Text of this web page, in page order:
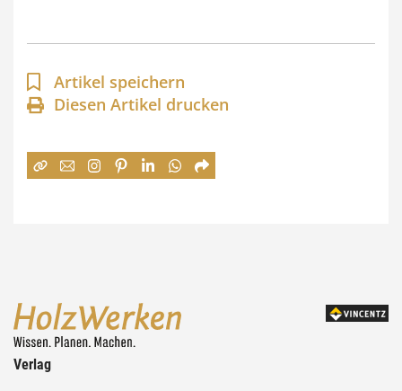
p
a
n
e
0
Artikel speichern
Diesen Artikel drucken
Verlag